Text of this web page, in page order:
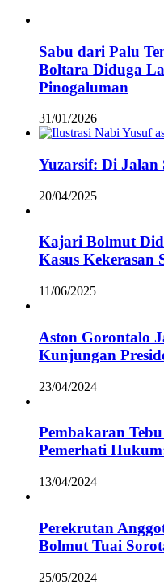
Sabu dari Palu
Boltara Diduga
Pinogaluman
31/01/2026
Yuzarsif: Di
20/04/2025
Kajari Bolmut
Kasus Kekerasan
11/06/2025
Aston Gorontalo
Kunjungan
23/04/2024
Pembakaran
Pemerhati
13/04/2024
Perekrutan
Bolmut Tuai
25/05/2024